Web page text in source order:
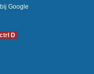
Google
ctrl D